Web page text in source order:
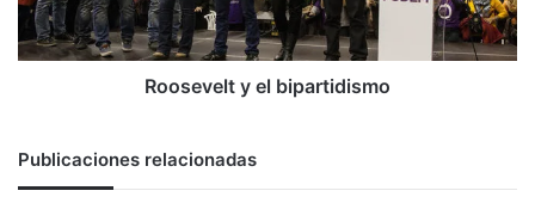
Roosevelt y el bipartidismo
Publicaciones relacionadas